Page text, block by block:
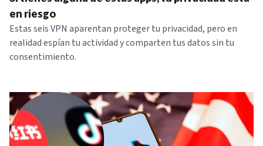
SERIES
en riesgo
Estas seis VPN aparentan proteger tu privacidad, pero en
realidad espían tu actividad y comparten tus datos sin tu
consentimiento.